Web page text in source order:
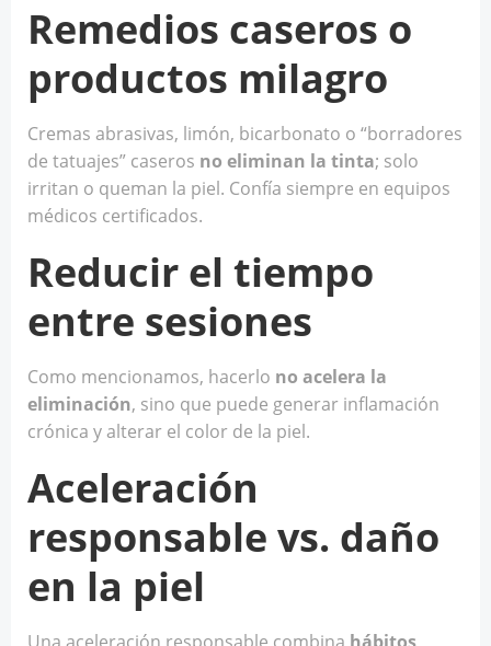
Remedios caseros o
productos milagro
Cremas abrasivas, limón, bicarbonato o “borradores
de tatuajes” caseros no eliminan la tinta; solo
irritan o queman la piel. Confía siempre en equipos
médicos certificados.
Reducir el tiempo
entre sesiones
Como mencionamos, hacerlo no acelera la
eliminación, sino que puede generar inflamación
crónica y alterar el color de la piel.
Aceleración
responsable vs. daño
en la piel